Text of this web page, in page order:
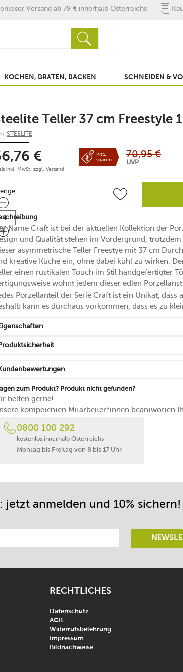
Versand ab 79 € innerhalb Österreichs
KOCHEN, BRATEN, BACKEN SCHNEIDEN &
Teller 37 cm Freestyle
STEELITE
€
inkl. MwSt. zzgl. Versand
20%
sparen
70,95 €
UVP
Name Craft ist bei der aktuellen Kollektion der
und Qualität stehen im Vordergrund,
asymmetrische Teller Freestye mit 37 cm
kreative Küche ein, ohne dabei kühl zu wirken.
einen rustikalen Touch im Stil handgefertigter
wohnt jedem dieser edlen
Porzellanteil der Serie Craft ist ein Unikat,
kann es durchaus vorkommen, dass es zu
zum Produkt? Produkt nicht gefunden?
helfen gerne!
kompetenten Mitarbeiter*innen beantworten
0800 100 292
kostenlos innerhalb Österreichs
Montag bis Freitag von 8 bis 17 Uhr
jetzt anmelden und 10% sichern!
RECHTLICHES
Datenschutz
AGB
Widerrufsbelehrung
Impressum
Bildnachweise